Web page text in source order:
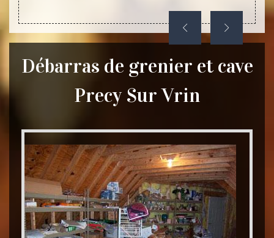
Débarras de grenier et cave
Precy Sur Vrin